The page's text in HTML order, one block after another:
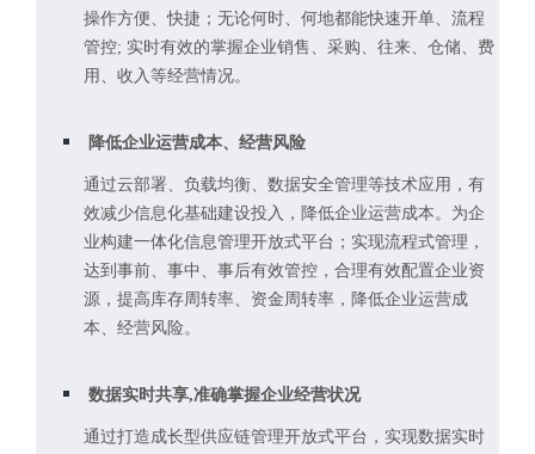
操作方便、快捷；无论何时、何地都能快速开单、流程
管控; 实时有效的掌握企业销售、采购、往来、仓储、费
用、收入等经营情况。
降低企业运营成本、经营风险
通过云部署、负载均衡、数据安全管理等技术应用，有
效减少信息化基础建设投入，降低企业运营成本。为企
业构建一体化信息管理开放式平台；实现流程式管理，
达到事前、事中、事后有效管控，合理有效配置企业资
源，提高库存周转率、资金周转率，降低企业运营成
本、经营风险。
数据实时共享,准确掌握企业经营状况
通过打造成长型供应链管理开放式平台，实现数据实时